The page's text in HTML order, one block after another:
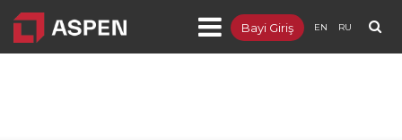
EN RU
Bayi Giriş